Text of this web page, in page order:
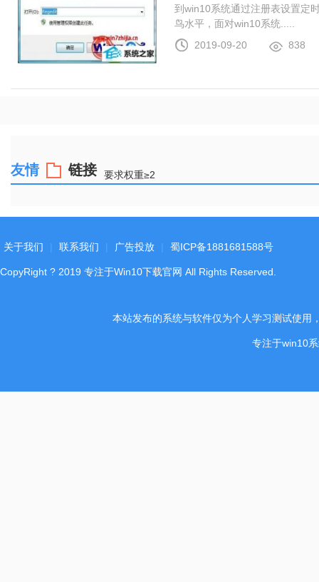
到win10系统通过注册表设置定
鸟水平，面对win10系统.....
2019-09-20
838
友情 链接 要求权重≥2
关于我们 联系我们 广告投放 蜀ICP备1881681588号
CopyRight ? 2019 专注于Win10下载官网 All Rights Reserved.
本站发布的系统与软件仅为个人学习测试使用
专注于win10